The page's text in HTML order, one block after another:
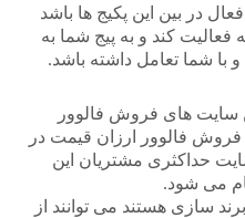
در بین این پکیج ها باشد
کند و به پیج شما به
با شما تعامل داشته باشد.
سایت های فروش فالوور
فالوور ارزان قیمت در
حداکثری مشتریان این
می شود.
سازی هستند می توانند از